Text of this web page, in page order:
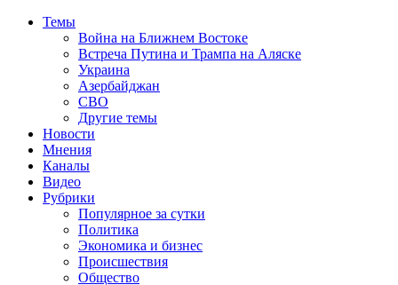
Темы
Война на Ближнем Востоке
Встреча Путина и Трампа на Аляске
Украина
Азербайджан
СВО
Другие темы
Новости
Мнения
Каналы
Видео
Рубрики
Популярное за сутки
Политика
Экономика и бизнес
Происшествия
Общество